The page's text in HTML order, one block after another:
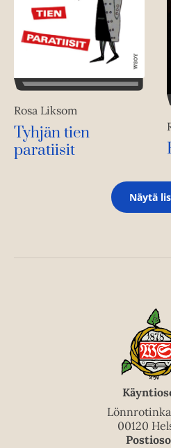
Rosa Liksom
Tyhjän tien
paratiisit
Näytä
00120